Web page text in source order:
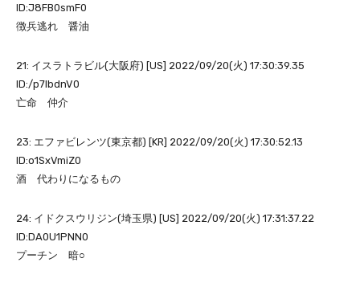
ID:J8FB0smF0
徴兵逃れ 醤油
21: イスラトラビル(大阪府) [US] 2022/09/20(火) 17:30:39.35
ID:/p7lbdnV0
亡命 仲介
23: エファビレンツ(東京都) [KR] 2022/09/20(火) 17:30:52.13
ID:o1SxVmiZ0
酒 代わりになるもの
24: イドクスウリジン(埼玉県) [US] 2022/09/20(火) 17:31:37.22
ID:DA0U1PNN0
プーチン 暗○